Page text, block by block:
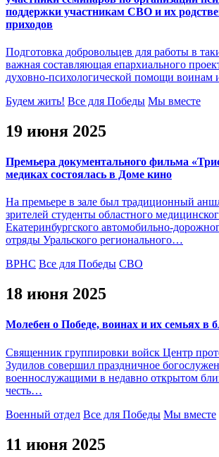
поддержки участникам СВО и их
приходов
Подготовка добровольцев для работы в
важная составляющая епархиального
духовно-психологической помощи
Будем жить! Все для Победы Мы вместе
19 июня 2025
Премьера документального фильма
медиках состоялась в Доме кино
На премьере в зале был традиционный
зрителей студенты областного
Екатеринбургского автомобильно-
отряды Уральского регионального…
ВРНС Все для Победы СВО
18 июня 2025
Молебен о Победе, воинах и их семьях в
Священник группировки войск Центр
Зудилов совершил праздничное
военнослужащими в недавно открытом
честь…
Военный отдел Все для Победы Мы вместе
11 июня 2025